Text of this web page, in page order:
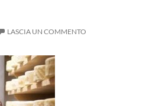
LASCIA UN COMMENTO